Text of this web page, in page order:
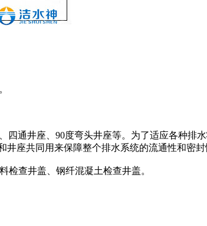
通井座、90度弯头井座等。为了适应各种排
座共同用来保障整个排水系统的流通性和密封
检查井盖、钢纤混凝土检查井盖。